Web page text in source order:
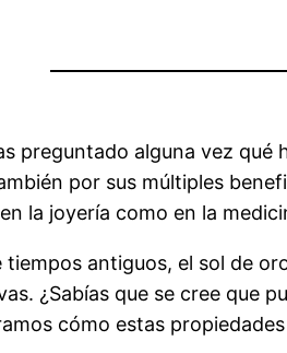
preguntado alguna vez qué
por sus múltiples
la joyería como en la
tiempos antiguos, el sol de
¿Sabías que se cree que
cómo estas